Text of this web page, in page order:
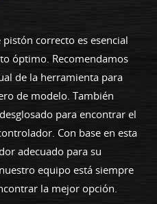
correcto es esencial
óptimo. Recomendamos
de la herramienta para
de modelo. También
para encontrar el
Con base en esta
adecuado para su
equipo está siempre
la mejor opción.